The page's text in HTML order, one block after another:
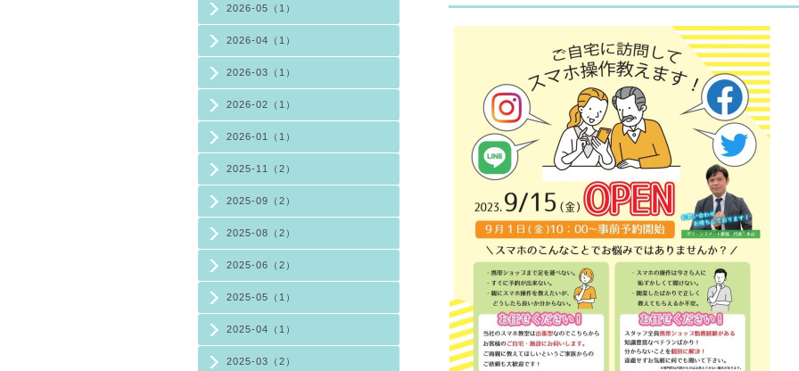
2026-05（1）
2026-04（1）
2026-03（1）
2026-02（1）
2026-01（1）
2025-11（2）
2025-09（2）
2025-08（2）
2025-06（2）
2025-05（1）
2025-04（1）
2025-03（2）